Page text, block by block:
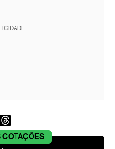
COTAÇÕES